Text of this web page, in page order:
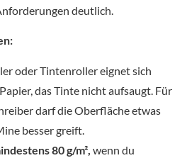
deutlich.
oder Tintenroller eignet sich
das Tinte nicht aufsaugt. Für
darf die Oberfläche etwas
besser greift.
80 g/m², wenn du